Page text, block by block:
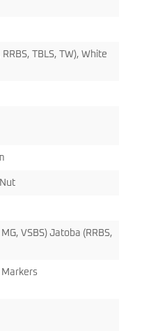
RRBS, TBLS, TW), White
VSBS) Jatoba (RRBS,